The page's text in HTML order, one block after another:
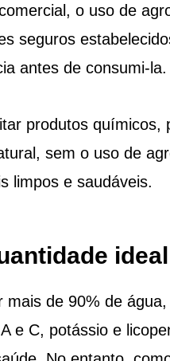
o uso de
seguros
antes de consumi-la.
produtos químicos,
sem o uso de
limpos e saudáveis.
mais de 90% de
e C, potássio e